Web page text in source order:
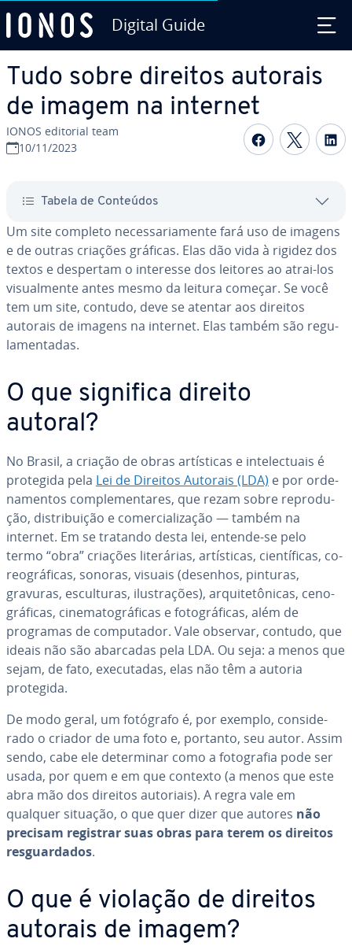
Digital Guide
Tudo sobre direitos autorais
de imagem na internet
IONOS editorial team
10/11/2023
Tabela de Conteúdos
Um site completo ne­ces­sa­ri­a­mente fará uso de imagens
e de outras criações gráficas. Elas dão vida à rigidez dos
textos e despertam o interesse dos leitores ao atrai-los
vi­su­al­mente antes mesmo da leitura começar. Se você
tem um site, contudo, deve se atentar aos direitos
autorais de imagens na internet. Elas também são re­gu­
la­men­ta­das.
O que significa direito
autoral?
No Brasil, a criação de obras ar­tís­ti­cas e in­te­lec­tu­ais é
protegida pela Lei de Direitos Autorais (LDA) e por or­de­
na­men­tos com­ple­men­ta­res, que rezam sobre re­pro­du­
ção, dis­tri­bui­ção e co­mer­ci­a­li­za­ção — também na
internet. Em se tratando desta lei, entende-se pelo
termo “obra” criações li­te­rá­rias, ar­tís­ti­cas, ci­en­tí­fi­cas, co­
re­o­grá­fi­cas, sonoras, visuais (desenhos, pinturas,
gravuras, es­cul­tu­ras, ilus­tra­ções), ar­qui­tetô­ni­cas, ce­no­
grá­fi­cas, ci­ne­ma­to­grá­fi­cas e fo­to­grá­fi­cas, além de
programas de com­pu­ta­dor. Vale observar, contudo, que
ideais não são abarcadas pela LDA. Ou seja: a menos que
sejam, de fato, exe­cu­ta­das, elas não têm a autoria
protegida.
De modo geral, um fotógrafo é, por exemplo, con­si­de­
rado o criador de uma foto e, portanto, seu autor. Assim
sendo, cabe ele de­ter­mi­nar como a fo­to­gra­fia pode ser
usada, por quem e em que contexto (a menos que este
abra mão dos direitos autoriais). A regra vale em
qualquer situação, o que quer dizer que autores não
precisam registrar suas obras para terem os direitos
res­guar­da­dos.
O que é violação de direitos
autorais de imagem?